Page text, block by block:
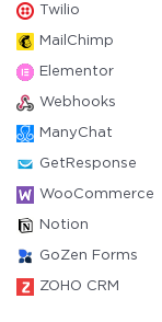
Twilio
MailChimp
Elementor
Webhooks
ManyChat
GetResponse
WooCommerce
Notion
GoZen Forms
ZOHO CRM